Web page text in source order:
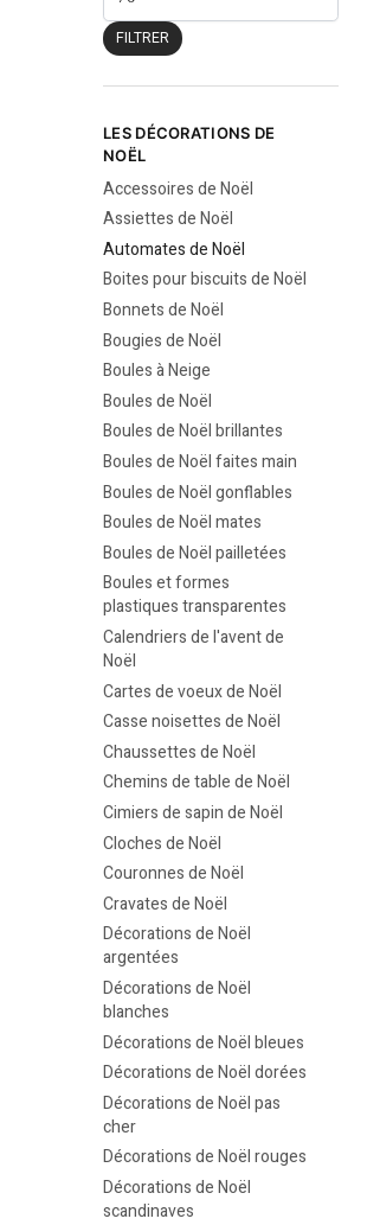
FILTRER
LES DÉCORATIONS DE
NOËL
Accessoires de Noël
Assiettes de Noël
Automates de Noël
Boites pour biscuits de Noël
Bonnets de Noël
Bougies de Noël
Boules à Neige
Boules de Noël
Boules de Noël brillantes
Boules de Noël faites main
Boules de Noël gonflables
Boules de Noël mates
Boules de Noël pailletées
Boules et formes
plastiques transparentes
Calendriers de l'avent de
Noël
Cartes de voeux de Noël
Casse noisettes de Noël
Chaussettes de Noël
Chemins de table de Noël
Cimiers de sapin de Noël
Cloches de Noël
Couronnes de Noël
Cravates de Noël
Décorations de Noël
argentées
Décorations de Noël
blanches
Décorations de Noël bleues
Décorations de Noël dorées
Décorations de Noël pas
cher
Décorations de Noël rouges
Décorations de Noël
scandinaves